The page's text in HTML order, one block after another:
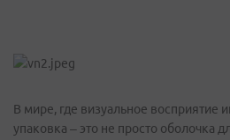
В мире, где визуальное восприятие
упаковка – это не просто оболочка